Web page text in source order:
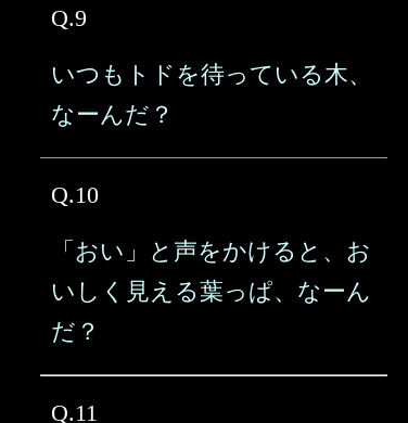
Q.9
いつもトドを待っている木、
なーんだ？
Q.10
「おい」と声をかけると、お
いしく見える葉っぱ、なーん
だ？
Q.11